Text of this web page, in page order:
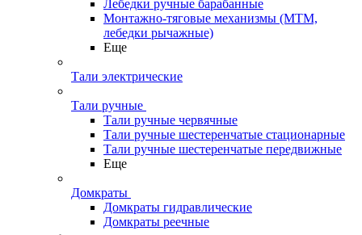
Лебедки ручные барабанные
Монтажно-тяговые механизмы (МТМ,
лебедки рычажные)
Еще
Тали электрические
Тали ручные
Тали ручные червячные
Тали ручные шестеренчатые стационарные
Тали ручные шестеренчатые передвижные
Еще
Домкраты
Домкраты гидравлические
Домкраты реечные